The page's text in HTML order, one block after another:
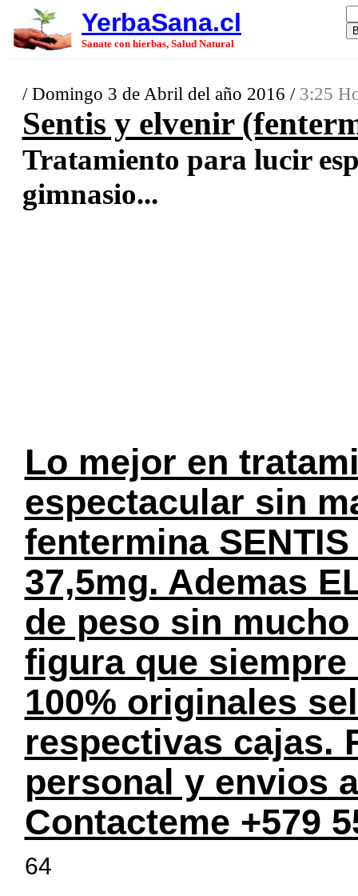
YerbaSana.cl
Sanate con hierbas, Salud Natural
/ Domingo 3 de Abril del año 2016 / 3:25
Sentis y elvenir
Tratamiento para lucir
gimnasio...
Lo mejor en
espectacular sin
fentermina
37,5mg. Ademas
de peso sin
figura que
100% originales
respectivas cajas.
personal y envios
Contacteme +579
64